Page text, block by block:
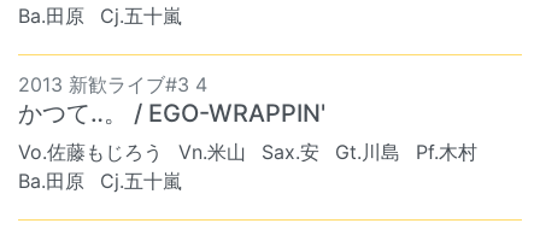
Ba.田原
Cj.五十嵐
2013 新歓ライブ#3 4
かつて‥。 / EGO-WRAPPIN'
Vo.佐藤もじろう Vn.米山 Sax.安 Gt.川島
Pf.木村
Ba.田原
Cj.五十嵐